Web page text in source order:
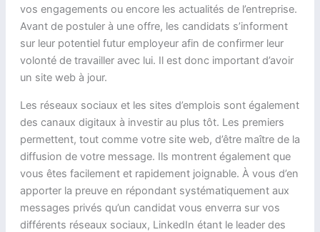
vos engagements ou encore les actualités de l’entreprise.
Avant de postuler à une offre, les candidats s’informent
sur leur potentiel futur employeur afin de confirmer leur
volonté de travailler avec lui. Il est donc important d’avoir
un site web à jour.
Les réseaux sociaux et les sites d’emplois sont également
des canaux digitaux à investir au plus tôt. Les premiers
permettent, tout comme votre site web, d’être maître de la
diffusion de votre message. Ils montrent également que
vous êtes facilement et rapidement joignable. À vous d’en
apporter la preuve en répondant systématiquement aux
messages privés qu’un candidat vous enverra sur vos
différents réseaux sociaux, LinkedIn étant le leader des